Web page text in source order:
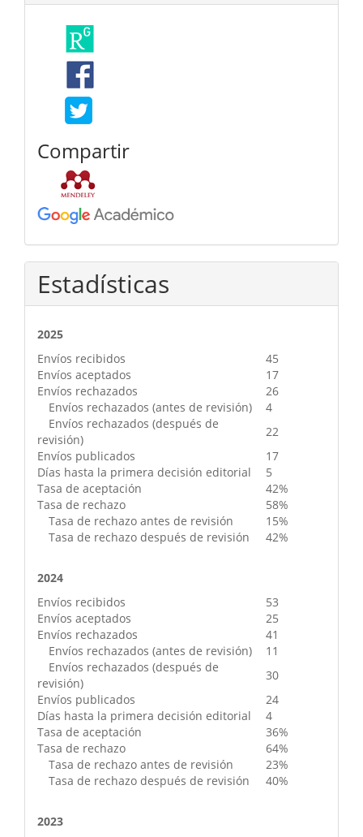
Compartir
Estadísticas
2025
Envíos recibidos
45
Envíos aceptados
17
Envíos rechazados
26
Envíos rechazados (antes de revisión)
4
Envíos rechazados (después de
revisión)
22
Envíos publicados
17
Días hasta la primera decisión editorial
5
Tasa de aceptación
42%
Tasa de rechazo
58%
Tasa de rechazo antes de revisión
15%
Tasa de rechazo después de revisión
42%
2024
Envíos recibidos
53
Envíos aceptados
25
Envíos rechazados
41
Envíos rechazados (antes de revisión)
11
Envíos rechazados (después de
revisión)
30
Envíos publicados
24
Días hasta la primera decisión editorial
4
Tasa de aceptación
36%
Tasa de rechazo
64%
Tasa de rechazo antes de revisión
23%
Tasa de rechazo después de revisión
40%
2023